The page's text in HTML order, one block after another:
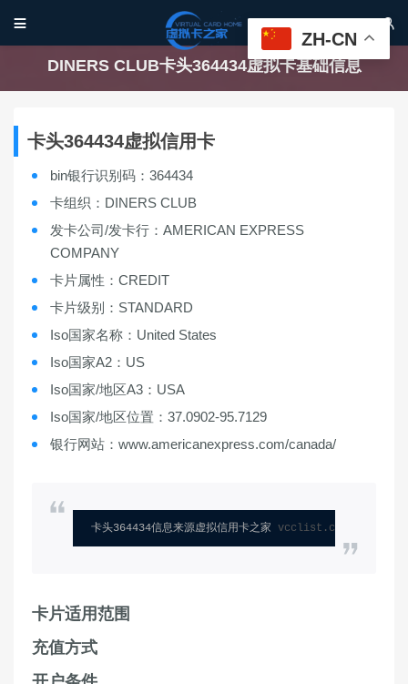
 
DINERS CLUB卡头364434虚拟卡基础信息
卡头364434虚拟信用卡
bin银行识别码：364434
卡组织：DINERS CLUB
发卡公司/发卡行：AMERICAN EXPRESS
COMPANY
卡片属性：CREDIT
卡片级别：STANDARD
Iso国家名称：United States
Iso国家A2：US
Iso国家/地区A3：USA
Iso国家/地区位置：37.0902-95.7129
银行网站：www.americanexpress.com/canada/
卡头364434信息来源虚拟信用卡之家 vcclist.com
卡片适用范围
充值方式
ZH-CN